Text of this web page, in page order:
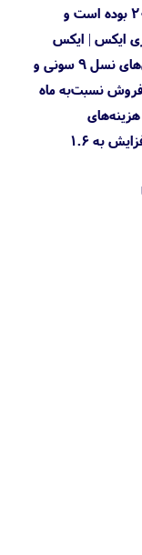
پرفروش‌ترین کنسول آمریکا در ماه دسامبر ۲۰۲۳ بوده است و
ایکس | ایکس
باکس سری اس در رده سوم قرار دارند. کنسول‌های نسل ۹ سونی و
فروش نسبت‌به ماه
سخت‌افزاری در ماه دسامبر ۲۰۲۳ با ۴ درصد افزایش به ۱.۶